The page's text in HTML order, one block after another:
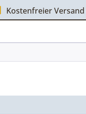
Kostenfreier Versand